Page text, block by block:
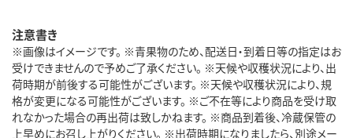
注意書き
※画像はイメージです。 ※青果物のため、配送日・到着日等の指定はお
受けできませんので予めご了承ください。 ※天候や収穫状況により、出
荷時期が前後する可能性がございます。 ※天候や収穫状況により、規
格が変更になる可能性がございます。 ※ご不在等により商品を受け取
れなかった場合の再出荷は致しかねます。 ※商品到着後、冷蔵保管の
上早めにお召し上がりください。 ※出荷時期になりましたら、別途メー